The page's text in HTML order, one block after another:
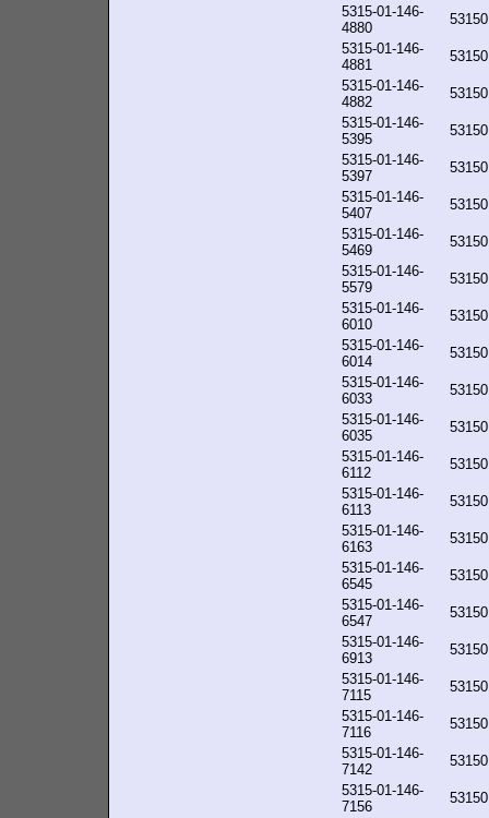
5315-01-146-
4880
5315-01-146-
4881
5315-01-146-
4882
5315-01-146-
5395
5315-01-146-
5397
5315-01-146-
5407
5315-01-146-
5469
5315-01-146-
5579
5315-01-146-
6010
5315-01-146-
6014
5315-01-146-
6033
5315-01-146-
6035
5315-01-146-
6112
5315-01-146-
6113
5315-01-146-
6163
5315-01-146-
6545
5315-01-146-
6547
5315-01-146-
6913
5315-01-146-
7115
5315-01-146-
7116
5315-01-146-
7142
5315-01-146-
7156